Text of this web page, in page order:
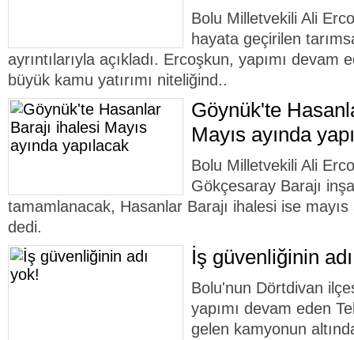
Bolu Milletvekili Ali
hayata geçirilen
ayrıntılarıyla açıkladı. Ercoşkun, yapımı devam
büyük kamu yatırımı niteliğind..
Göynük'te
Mayıs ayında
Bolu Milletvekili Ali
Gökçesaray Barajı
tamamlanacak, Hasanlar Barajı ihalesi ise
dedi.
İş güvenliğinin
Bolu'nun Dörtdivan
yapımı devam eden
gelen kamyonun